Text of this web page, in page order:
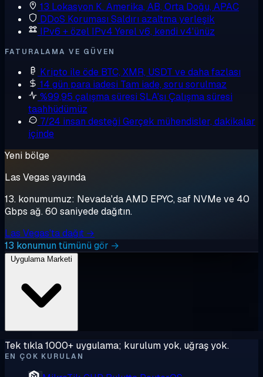
13 Lokasyon K. Amerika, AB, Orta Doğu, APAC
DDoS Koruması Saldırı azaltma yerleşik
IPv6 + özel IPv4 Yerel v6, kendi v4'ünüz
FATURALAMA VE GÜVEN
Kripto ile öde BTC, XMR, USDT ve daha fazlası
14 gün para iadesi Tam iade, soru sorulmaz
%99,95 çalışma süresi SLA'sı Çalışma süresi
taahhüdümüz
7/24 insan desteği Gerçek mühendisler, dakikalar
içinde
Yeni bölge
Las Vegas yayında
13. konumumuz: Nevada'da AMD EPYC, saf NVMe ve 40
Gbps ağ. 60 saniyede dağıtın.
Las Vegas'ta dağıt →
13 konumun tümünü gör →
Tek tıkla 1000+ uygulama; kurulum yok, uğraş yok.
EN ÇOK KURULAN